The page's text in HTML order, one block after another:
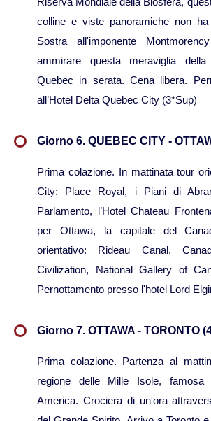
Viaggi in Armenia e Georgia
Centro America
Viaggi in Costa Rica
Viaggi in Cuba
Viaggi in Guatemala
Viaggi in Messico
Viaggi in Nicaragua
Viaggi in Islanda
colline e viste panoramiche non
Sostra all'imponente
ammirare questa meraviglia
Quebec in serata. Cena libera.
all’Hotel Delta Quebec City (3*Sup)
Giorno 6. QUEBEC CITY -
Prima colazione. In mattinata tour
City: Place Royal, i Piani di
Parlamento, l’Hotel Chateau
per Ottawa, la capitale del
orientativo: Rideau Canal,
Civilization, National Gallery of
Pernottamento presso l'hotel Lord
Giorno 7. OTTAWA - TORONTO
Prima colazione. Partenza al
regione delle Mille Isole, famosa
America. Crociera di un'ora